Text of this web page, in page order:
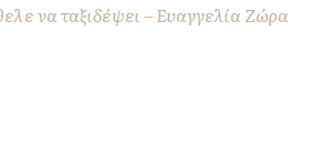
να ταξιδέψει – Ευαγγελία Ζώρα